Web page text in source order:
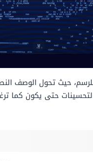
حيث تحول الوصف
حتى يكون كما